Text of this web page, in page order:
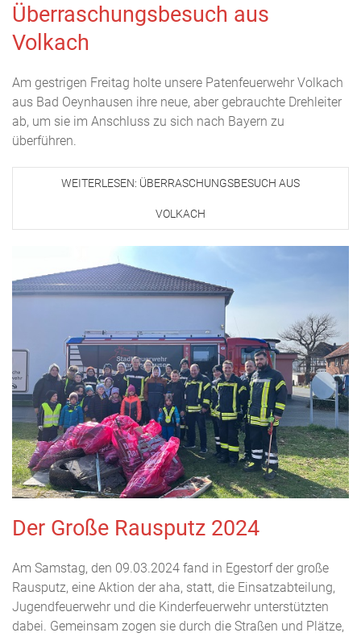
Überraschungsbesuch aus
Volkach
Am gestrigen Freitag holte unsere Patenfeuerwehr Volkach
aus Bad Oeynhausen ihre neue, aber gebrauchte Drehleiter
ab, um sie im Anschluss zu sich nach Bayern zu
überführen.
WEITERLESEN: ÜBERRASCHUNGSBESUCH AUS
VOLKACH
Der Große Rausputz 2024
Am Samstag, den 09.03.2024 fand in Egestorf der große
Rausputz, eine Aktion der aha, statt, die Einsatzabteilung,
Jugendfeuerwehr und die Kinderfeuerwehr unterstützten
dabei. Gemeinsam zogen sie durch die Straßen und Plätze,